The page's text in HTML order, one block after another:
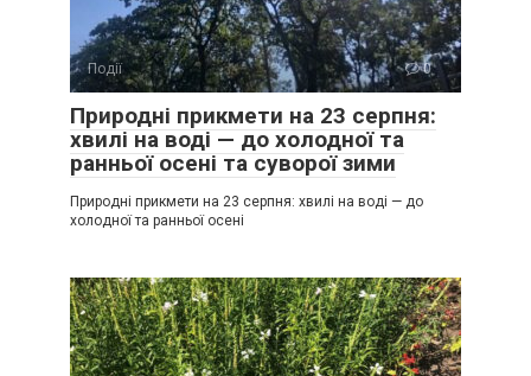
Події 0
Природні прикмети на 23 серпня:
хвилі на воді — до холодної та
ранньої осені та суворої зими
Природні прикмети на 23 серпня: хвилі на воді — до
холодної та ранньої осені